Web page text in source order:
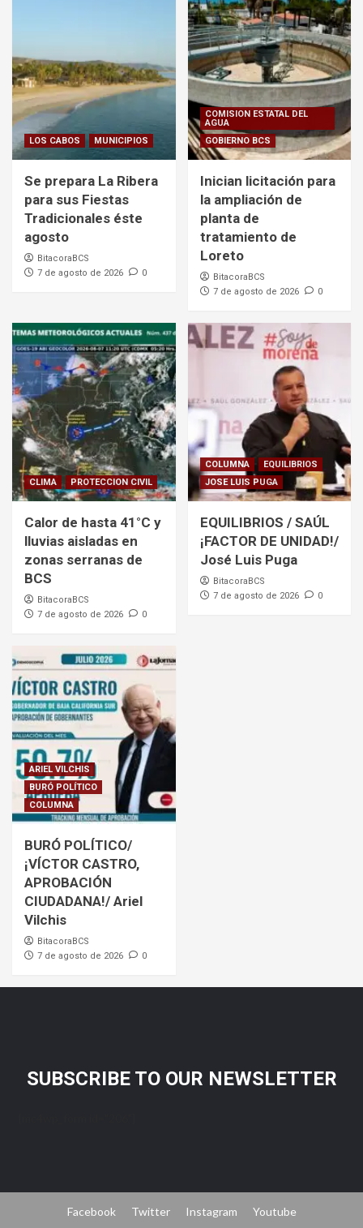
LOS CABOS MUNICIPIOS
Se prepara La Ribera
para sus Fiestas
Tradicionales éste
agosto
BitacoraBCS
7 de agosto de 2026
0
COMISION ESTATAL DEL
AGUA
GOBIERNO BCS
Inician licitación para
la ampliación de
planta de
tratamiento de
Loreto
BitacoraBCS
7 de agosto de 2026
0
CLIMA PROTECCION CIVIL
Calor de hasta 41°C y
lluvias aisladas en
zonas serranas de
BCS
BitacoraBCS
7 de agosto de 2026
0
COLUMNA
EQUILIBRIOS
JOSE LUIS PUGA
EQUILIBRIOS / SAÚL
¡FACTOR DE UNIDAD!/
José Luis Puga
BitacoraBCS
7 de agosto de 2026
0
ARIEL VILCHIS
BURÓ POLÍTICO
COLUMNA
BURÓ POLÍTICO/
¡VÍCTOR CASTRO,
APROBACIÓN
CIUDADANA!/ Ariel
Vilchis
BitacoraBCS
7 de agosto de 2026
0
SUBSCRIBE TO OUR NEWSLETTER
Facebook Twitter Instagram Youtube